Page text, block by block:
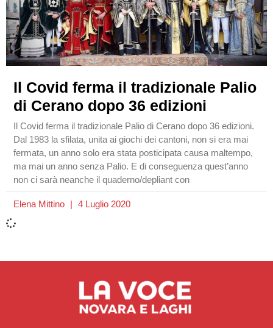
Il Covid ferma il tradizionale Palio
di Cerano dopo 36 edizioni
Il Covid ferma il tradizionale Palio di Cerano dopo 36 edizioni.
Dal 1983 la sfilata, unita ai giochi dei cantoni, non si era mai
fermata, un anno solo era stata posticipata causa maltempo,
ma mai un anno senza Palio. E di conseguenza quest’anno
non ci sarà neanche il quaderno/depliant con
Elena Mittino 4 Luglio 2020